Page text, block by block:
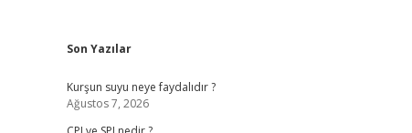
Sidebar
Son Yazılar
Kurşun suyu neye faydalıdır ?
Ağustos 7, 2026